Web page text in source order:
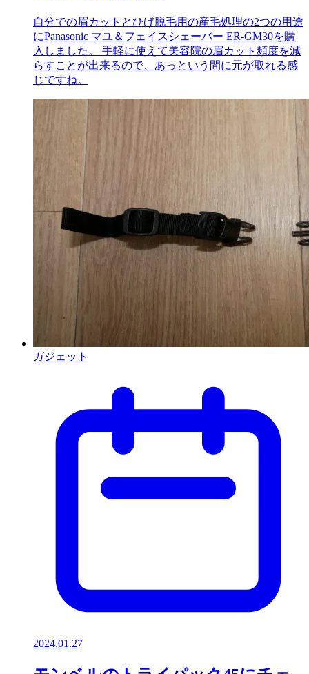
自分での眉カットとひげ脱毛用の産毛処理の2つの用途
にPanasonic マユ＆フェイスシェーバー ER-GM30を購
入しました。 手軽に使えて美容院の眉カット頻度を減
らすことが出来るので、あっという間に元が取れる感
じですね。
ガジェット
2024.01.27